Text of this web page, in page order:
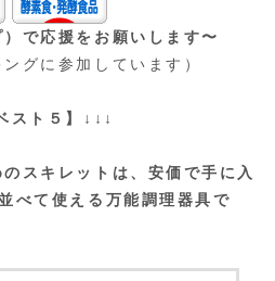
で応援をお願いします〜
グに参加しています）
スト５】↓↓↓
スキレットは、安価で手に入
べて使える万能調理器具で